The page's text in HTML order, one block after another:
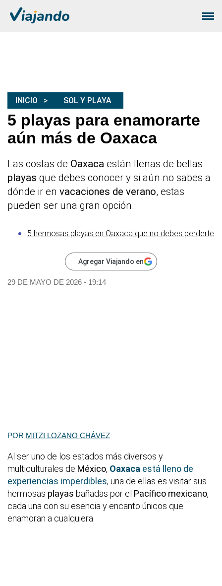
INICIO SOL Y PLAYA
5 playas para enamorarte
aún más de Oaxaca
Las costas de Oaxaca están llenas de bellas
playas que debes conocer y si aún no sabes a
dónde ir en vacaciones de verano, estas
pueden ser una gran opción.
5 hermosas playas en Oaxaca que no debes perderte
Agregar Viajando en
29 DE MAYO DE 2026 - 19:14
POR MITZI LOZANO CHÁVEZ
Al ser uno de los estados más diversos y
multiculturales de México, Oaxaca está lleno de
experiencias imperdibles, una de ellas es visitar sus
hermosas playas bañadas por el Pacífico mexicano,
cada una con su esencia y encanto únicos que
enamoran a cualquiera.